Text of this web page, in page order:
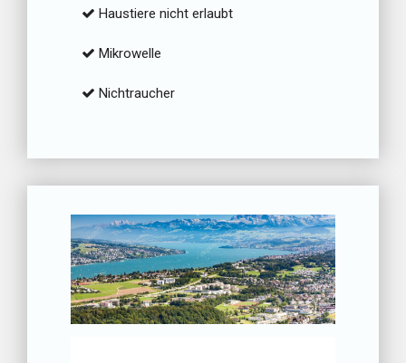
Haustiere nicht erlaubt
Mikrowelle
Nichtraucher